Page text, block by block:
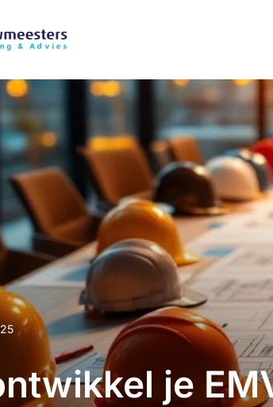
je